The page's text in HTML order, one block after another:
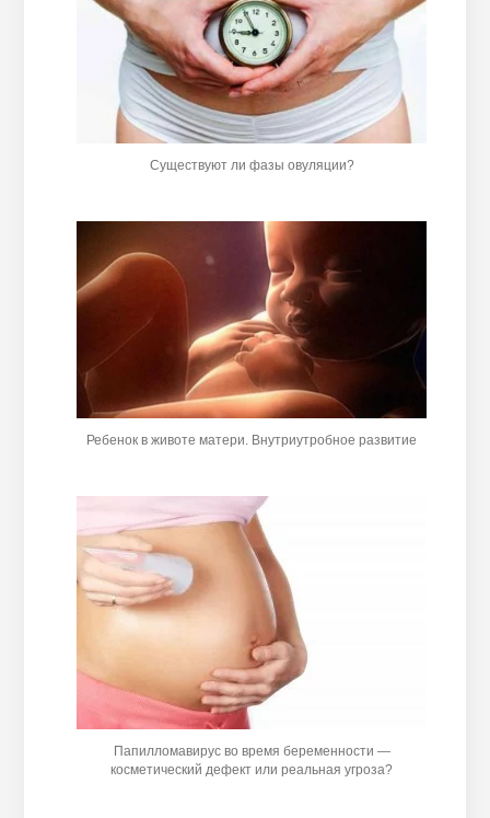
Существуют ли фазы овуляции?
Ребенок в животе матери. Внутриутробное развитие
Папилломавирус во время беременности —
косметический дефект или реальная угроза?